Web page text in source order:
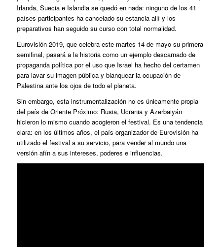
Irlanda, Suecia e Islandia se quedó en nada: ninguno de los 41
países participantes ha cancelado su estancia allí y los
preparativos han seguido su curso con total normalidad.
Eurovisión 2019, que celebra este martes 14 de mayo su primera
semifinal, pasará a la historia como un ejemplo descarnado de
propaganda política por el uso que Israel ha hecho del certamen
para lavar su imagen pública y blanquear la ocupación de
Palestina ante los ojos de todo el planeta.
Sin embargo, esta instrumentalización no es únicamente propia
del país de Oriente Próximo: Rusia, Ucrania y Azerbaiyán
hicieron lo mismo cuando acogieron el festival. Es una tendencia
clara: en los últimos años, el país organizador de Eurovisión ha
utilizado el festival a su servicio, para vender al mundo una
versión afín a sus intereses, poderes e influencias.